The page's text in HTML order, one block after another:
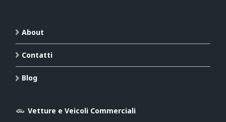
About
Contatti
Blog
Vetture e Veicoli Commerciali